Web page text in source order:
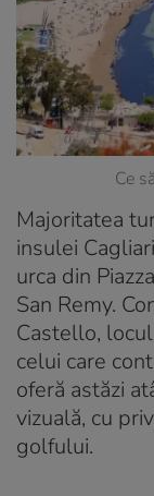
Ce
Majoritatea
insulei
urca din
San Remy.
Castello,
celui care
oferă astăzi
vizuală, cu
golfului.